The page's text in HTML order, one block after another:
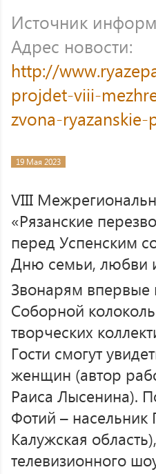
Источник
Адрес новости:
http://
projdet-viii-
zvona-ryazanskie-
19 Мая 2023
VIII
«Рязанские
перед Успенским
Дню семьи, любви
Звонарям впервые
Соборной
творческих
Гости смогут
женщин (автор
Раиса Лысенина).
Фотий – насельник
Калужская
телевизионного